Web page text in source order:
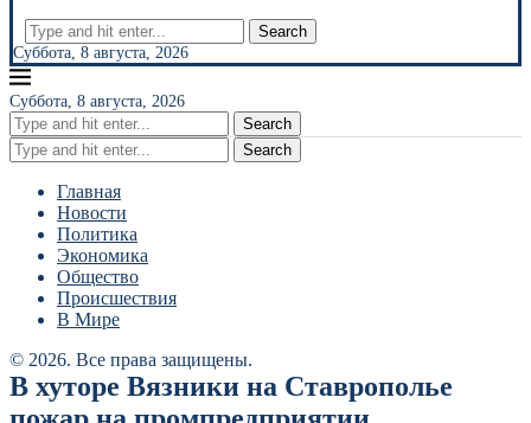
Search
Суббота, 8 августа, 2026
Суббота, 8 августа, 2026
Search
Search
Главная
Новости
Политика
Экономика
Общество
Происшествия
В Мире
© 2026. Все права защищены.
В хуторе Вязники на Ставрополье